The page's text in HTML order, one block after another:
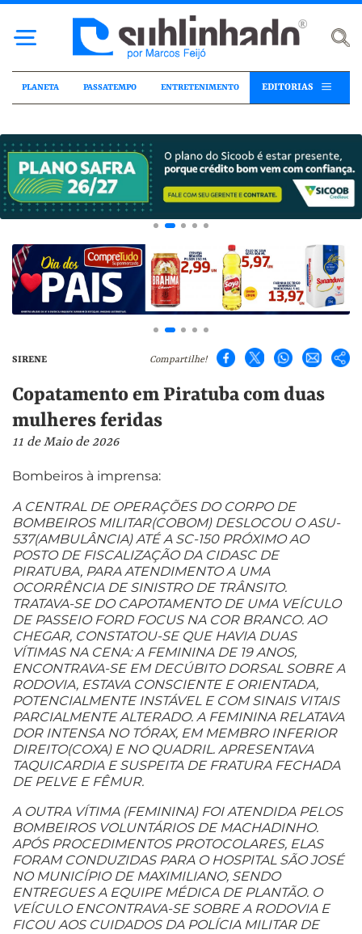
PLANETA PASSATEMPO ENTRETENIMENTO EDITORIAS
SIRENE Compartilhe!
Copatamento em Piratuba com duas
mulheres feridas
11 de Maio de 2026
Bombeiros à imprensa:
A CENTRAL DE OPERAÇÕES DO CORPO DE
BOMBEIROS MILITAR(COBOM) DESLOCOU O ASU-
537(AMBULÂNCIA) ATÉ A SC-150 PRÓXIMO AO
POSTO DE FISCALIZAÇÃO DA CIDASC DE
PIRATUBA, PARA ATENDIMENTO A UMA
OCORRÊNCIA DE SINISTRO DE TRÂNSITO.
TRATAVA-SE DO CAPOTAMENTO DE UMA VEÍCULO
DE PASSEIO FORD FOCUS NA COR BRANCO. AO
CHEGAR, CONSTATOU-SE QUE HAVIA DUAS
VÍTIMAS NA CENA: A FEMININA DE 19 ANOS,
ENCONTRAVA-SE EM DECÚBITO DORSAL SOBRE A
RODOVIA, ESTAVA CONSCIENTE E ORIENTADA,
POTENCIALMENTE INSTÁVEL E COM SINAIS VITAIS
PARCIALMENTE ALTERADO. A FEMININA RELATAVA
DOR INTENSA NO TÓRAX, EM MEMBRO INFERIOR
DIREITO(COXA) E NO QUADRIL. APRESENTAVA
TAQUICARDIA E SUSPEITA DE FRATURA FECHADA
DE PELVE E FÊMUR.
A OUTRA VÍTIMA (FEMININA) FOI ATENDIDA PELOS
BOMBEIROS VOLUNTÁRIOS DE MACHADINHO.
APÓS PROCEDIMENTOS PROTOCOLARES, ELAS
FORAM CONDUZIDAS PARA O HOSPITAL SÃO JOSÉ
NO MUNICÍPIO DE MAXIMILIANO, SENDO
ENTREGUES A EQUIPE MÉDICA DE PLANTÃO. O
VEÍCULO ENCONTRAVA-SE SOBRE A RODOVIA E
FICOU AOS CUIDADOS DA POLÍCIA MILITAR DE